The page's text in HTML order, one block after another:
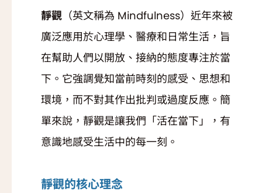
靜觀 （英文稱為 Mindfulness）近年來被
廣泛應用於心理學、醫療和日常生活，旨
在幫助人們以開放、接納的態度專注於當
下。它強調覺知當前時刻的感受、思想和
環境，而不對其作出批判或過度反應。簡
單來說，靜觀是讓我們「活在當下」，有
意識地感受生活中的每一刻。
靜觀的核心理念